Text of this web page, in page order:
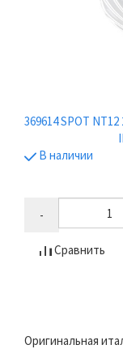
369614 SPOT
В наличии
-
Сравнить
Оригинальная